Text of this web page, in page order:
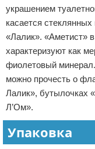
украшением
касается
«Лалик». «Аметист»
характеризуют как
фиолетовый
можно прочесть о
Лалик», бутылочках
Л’Ом».
Упаковка